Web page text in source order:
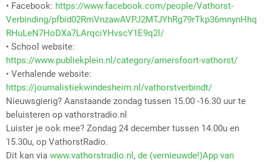
• Facebook: https://www.facebook.com/people/Vathorst-
Verbinding/pfbid02RmVnzawAVPJ2MTJYhRg79rTkp36mnynHhq
RHuLeN7HoDXa7LArqciYHvscY1E9q2l/
• School website:
https://www.publiekplein.nl/category/amersfoort-vathorst/
• Verhalende website:
https://journalistiekwindesheim.nl/vathorstverbindt/
Nieuwsgierig? Aanstaande zondag tussen 15.00 -16.30 uur te
beluisteren op vathorstradio.nl
Luister je ook mee? Zondag 24 december tussen 14.00u en
15.30u, op VathorstRadio.
Dit kan via www.vathorstradio.nl , de (vernieuwde!)App van